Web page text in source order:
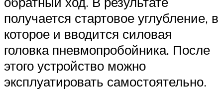
получается стартовое углубление, в
которое и вводится силовая
головка пневмопробойника. После
этого устройство можно
эксплуатировать самостоятельно.